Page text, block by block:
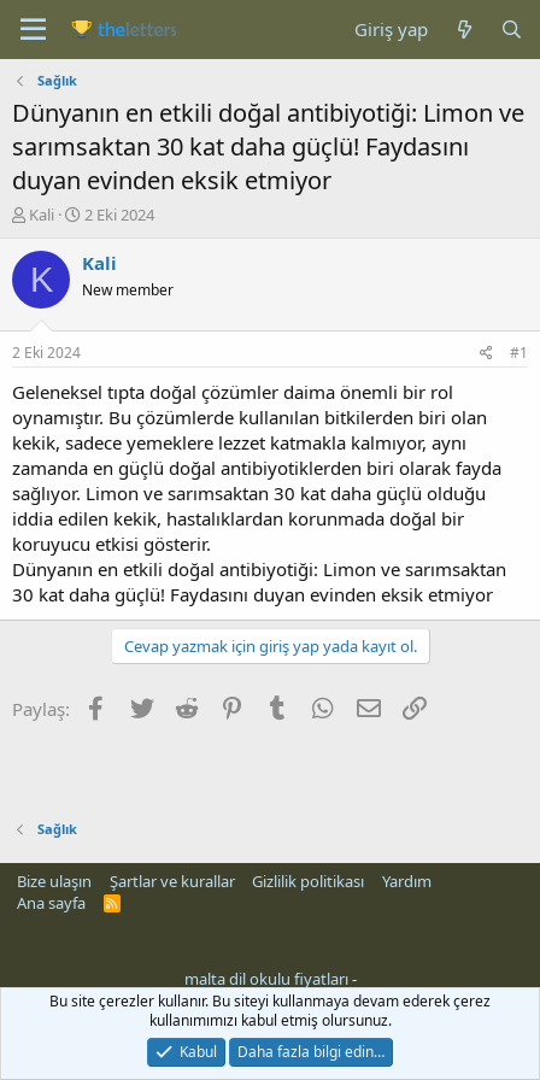
Giriş yap
Sağlık
Dünyanın en etkili doğal antibiyotiği: Limon ve
sarımsaktan 30 kat daha güçlü! Faydasını
duyan evinden eksik etmiyor
K
n
b
u
u
b
a
l
a
t
a
n
Kali
B
ş
a
ç
t
a
r
i
h
i
2 Eki 2024
K Kali
New member
2 Eki 2024 #1
Geleneksel tıpta doğal çözümler daima önemli bir rol
oynamıştır. Bu çözümlerde kullanılan bitkilerden biri olan
kekik, sadece yemeklere lezzet katmakla kalmıyor, aynı
zamanda en güçlü doğal antibiyotiklerden biri olarak fayda
sağlıyor. Limon ve sarımsaktan 30 kat daha güçlü olduğu
iddia edilen kekik, hastalıklardan korunmada doğal bir
koruyucu etkisi gösterir.
Dünyanın en etkili doğal antibiyotiği: Limon ve sarımsaktan
30 kat daha güçlü! Faydasını duyan evinden eksik etmiyor
Cevap yazmak için giriş yap yada kayıt ol.
Paylaş: Facebook
Twitter Reddit PinterestTumblr WhatsApp
E-posta
Sağlık
Bize ulaşın Şartlar ve kurallar Gizlilik politikası
Yardım
Ana sayfa
R
malta dil okulu fiyatları-
Bu site çerezler kullanır. Bu siteyi kullanmaya devam ederek çerez
kullanımımızı kabul etmiş olursunuz.
Kabul
Daha fazla bilgi edin…